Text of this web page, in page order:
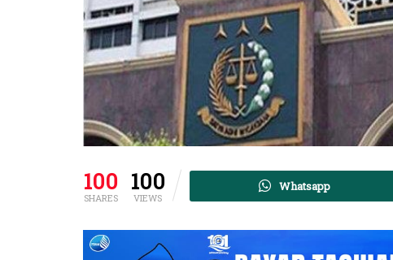
100
SHARES
100
VIEWS
Whatsapp